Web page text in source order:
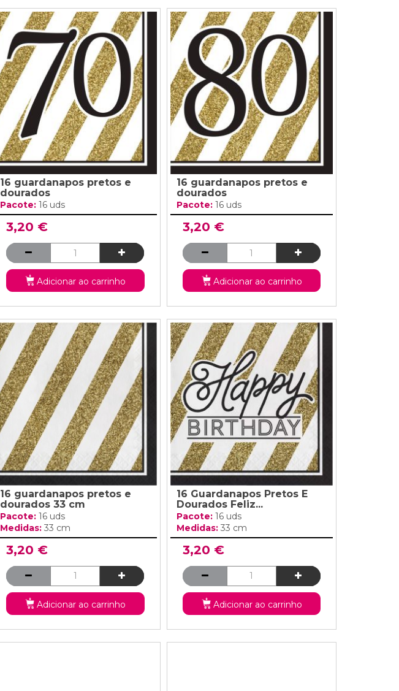
16 guardanapos pretos e
dourados
Pacote: 16 uds
3,20 €
Adicionar ao carrinho
16 guardanapos pretos e
dourados
Pacote: 16 uds
3,20 €
Adicionar ao carrinho
16 guardanapos pretos e
dourados 33 cm
Pacote: 16 uds
Medidas: 33 cm
3,20 €
Adicionar ao carrinho
16 Guardanapos Pretos E
Dourados Feliz...
Pacote: 16 uds
Medidas: 33 cm
3,20 €
Adicionar ao carrinho